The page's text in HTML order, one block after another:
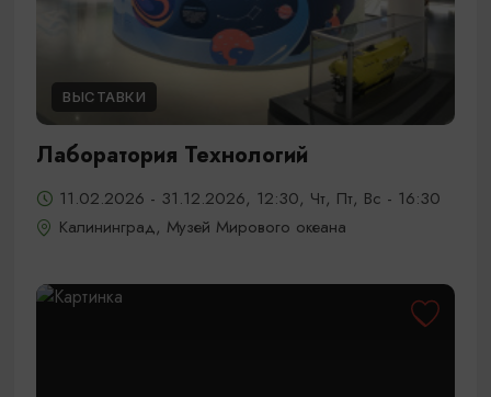
ВЫСТАВКИ
Лаборатория Технологий
11.02.2026 - 31.12.2026, 12:30, Чт, Пт, Вс - 16:30
Калининград, Музей Мирового океана